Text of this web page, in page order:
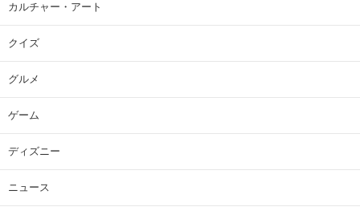
カルチャー・アート
クイズ
グルメ
ゲーム
ディズニー
ニュース